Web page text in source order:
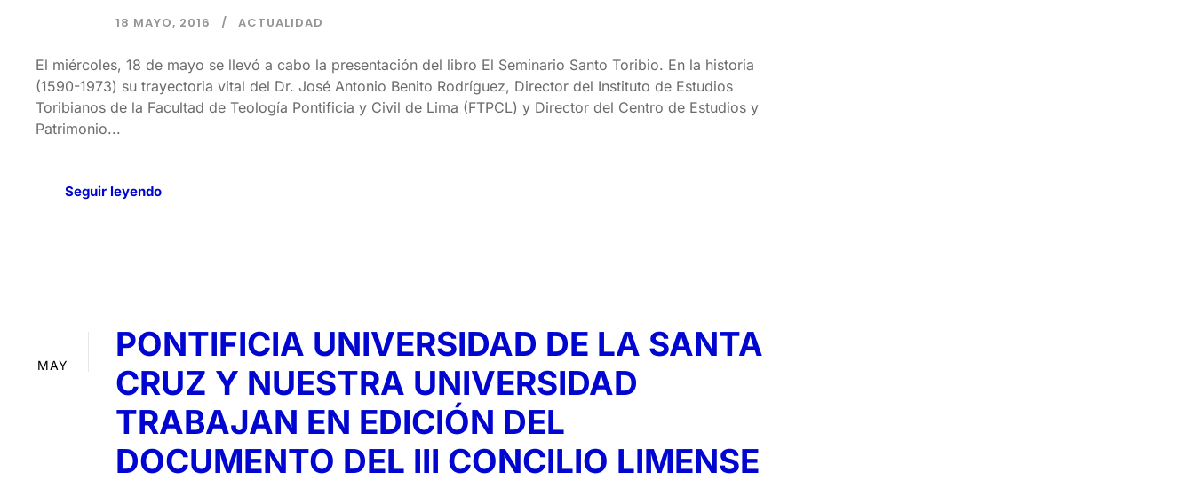
18 MAYO, 2016 ACTUALIDAD
El miércoles, 18 de mayo se llevó a cabo la presentación del libro El Seminario Santo Toribio. En la historia
(1590-1973) su trayectoria vital del Dr. José Antonio Benito Rodríguez, Director del Instituto de Estudios
Toribianos de la Facultad de Teología Pontificia y Civil de Lima (FTPCL) y Director del Centro de Estudios y
Patrimonio...
Seguir leyendo
MAY
PONTIFICIA UNIVERSIDAD DE LA SANTA
CRUZ Y NUESTRA UNIVERSIDAD
TRABAJAN EN EDICIÓN DEL
DOCUMENTO DEL III CONCILIO LIMENSE